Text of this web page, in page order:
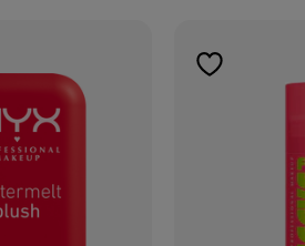
toevoegen